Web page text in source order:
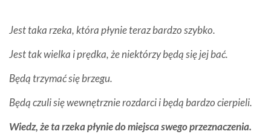
Jest taka rzeka, która płynie teraz bardzo szybko.
Jest tak wielka i prędka, że niektórzy będą się jej bać.
Będą trzymać się brzegu.
Będą czuli się wewnętrznie rozdarci i będą bardzo cierpieli.
Wiedz, że ta rzeka płynie do miejsca swego przeznaczenia.